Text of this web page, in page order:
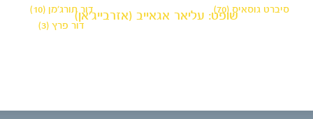
חדשות
דור תורג׳מן (10)
דור פרץ (3)
סיברט גוסאיס (70)שופט: עליאר אגאייב (אזרבייג'אן)